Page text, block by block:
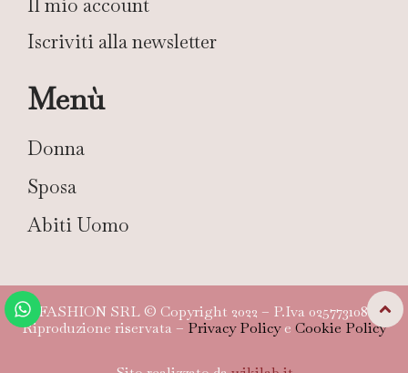
Iscriviti alla newsletter
Menù
Donna
Sposa
Abiti Uomo
TG FASHION SRL © Copyright 2022 – P.Iva 02577310804 –
Riproduzione riservata – Privacy Policye Cookie Policy